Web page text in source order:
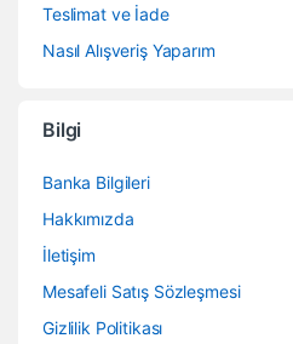
Teslimat ve İade
Nasıl Alışveriş Yaparım
Bilgi
Banka Bilgileri
Hakkımızda
İletişim
Mesafeli Satış Sözleşmesi
Gizlilik Politikası